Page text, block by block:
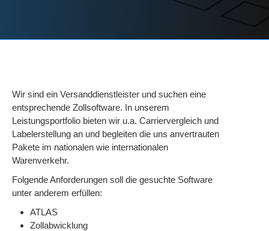
Wir sind ein Versanddienstleister und suchen eine
entsprechende Zollsoftware. In unserem
Leistungsportfolio bieten wir u.a. Carriervergleich und
Labelerstellung an und begleiten die uns anvertrauten
Pakete im nationalen wie internationalen
Warenverkehr.
Folgende Anforderungen soll die gesuchte Software
unter anderem erfüllen:
ATLAS
Zollabwicklung